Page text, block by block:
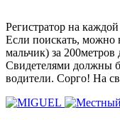
Регистратор на
Если поискать, можно
мальчик) за 200метров
Свидетелями должны
водители. Сорго! На